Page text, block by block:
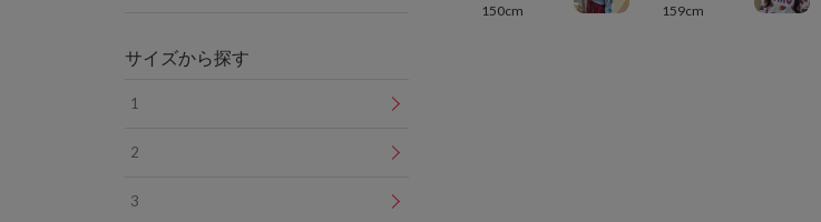
サイズから探す
1
2
3
150cm
159cm